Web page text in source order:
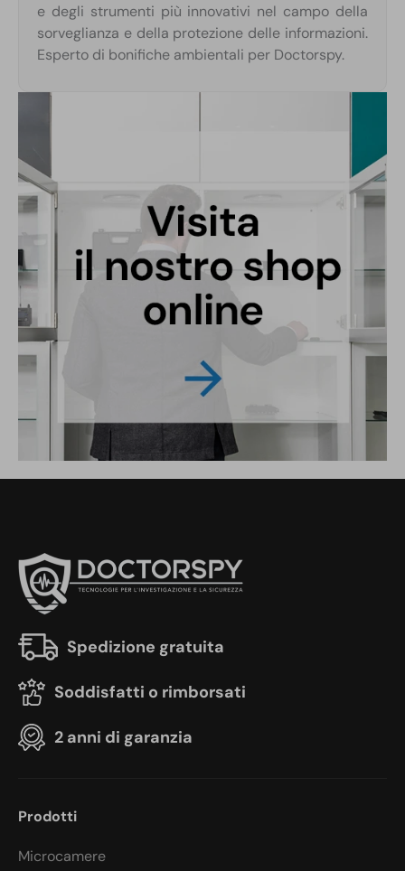
e degli strumenti più innovativi nel campo della
sorveglianza e della protezione delle informazioni.
Esperto di bonifiche ambientali per Doctorspy.
Spedizione gratuita
Soddisfatti o rimborsati
2 anni di garanzia
Prodotti
Microcamere